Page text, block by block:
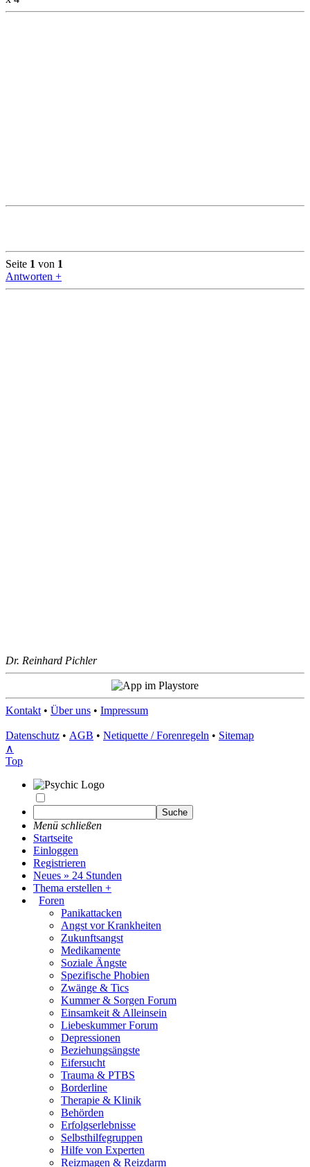
Seite 1 von 1
Antworten +
Dr. Reinhard Pichler
Kontakt • Über uns • Impressum
Datenschutz • AGB • Netiquette / Forenregeln • Sitemap
∧
Top
Menü schließen
Startseite
Einloggen
Registrieren
Neues » 24 Stunden
Thema erstellen +
Foren
Panikattacken
Angst vor Krankheiten
Zukunftsangst
Medikamente
Soziale Ängste
Spezifische Phobien
Zwänge & Tics
Kummer & Sorgen Forum
Einsamkeit & Alleinsein
Liebeskummer Forum
Depressionen
Beziehungsängste
Eifersucht
Trauma & PTBS
Borderline
Therapie & Klinik
Behörden
Erfolgserlebnisse
Selbsthilfegruppen
Hilfe von Experten
Reizmagen & Reizdarm